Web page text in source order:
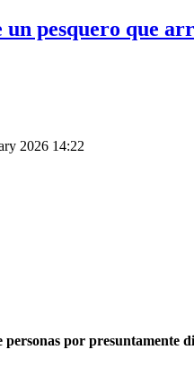
un pesquero que
2026 14:22
por